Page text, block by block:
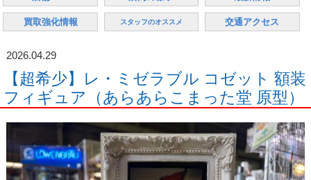
買取強化情報 スタッフのオススメ 交通アクセス
2026.04.29
【超希少】レ・ミゼラブル コゼット 額装
フィギュア（あらあらこまった堂 原型）